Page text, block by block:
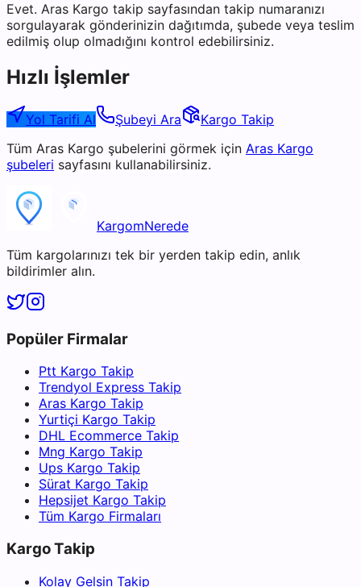
Evet. Aras Kargo takip sayfasından takip numaranızı
sorgulayarak gönderinizin dağıtımda, şubede veya teslim
edilmiş olup olmadığını kontrol edebilirsiniz.
Hızlı İşlemler
Yol Tarifi Al Şubeyi Ara
Kargo Takip
Tüm Aras Kargo şubelerini görmek için Aras Kargo
şubeleri sayfasını kullanabilirsiniz.
KargomNerede
Tüm kargolarınızı tek bir yerden takip edin, anlık
bildirimler alın.
Popüler Firmalar
Ptt Kargo Takip
Trendyol Express Takip
Aras Kargo Takip
Yurtiçi Kargo Takip
DHL Ecommerce Takip
Mng Kargo Takip
Ups Kargo Takip
Sürat Kargo Takip
Hepsijet Kargo Takip
Tüm Kargo Firmaları
Kargo Takip
Kolay Gelsin Takip